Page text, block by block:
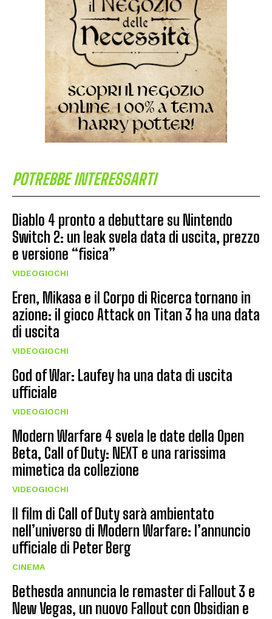
POTREBBE INTERESSARTI
Diablo 4 pronto a debuttare su Nintendo
Switch 2: un leak svela data di uscita, prezzo
e versione “fisica”
VIDEOGIOCHI
Eren, Mikasa e il Corpo di Ricerca tornano in
azione: il gioco Attack on Titan 3 ha una data
di uscita
VIDEOGIOCHI
God of War: Laufey ha una data di uscita
ufficiale
VIDEOGIOCHI
Modern Warfare 4 svela le date della Open
Beta, Call of Duty: NEXT e una rarissima
mimetica da collezione
VIDEOGIOCHI
Il film di Call of Duty sarà ambientato
nell’universo di Modern Warfare: l’annuncio
ufficiale di Peter Berg
CINEMA
Bethesda annuncia le remaster di Fallout 3 e
New Vegas, un nuovo Fallout con Obsidian e